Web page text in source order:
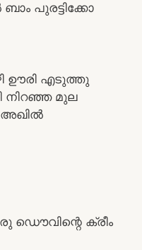
പുരട്ടിക്കോ
ഊരി എടുത്തു
നിറഞ്ഞ മുല
അഖിൽ
ക്രീം